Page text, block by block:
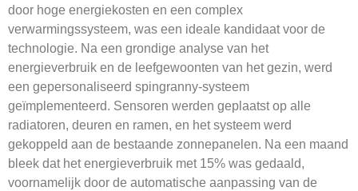
door hoge energiekosten en een complex
verwarmingssysteem, was een ideale kandidaat voor de
technologie. Na een grondige analyse van het
energieverbruik en de leefgewoonten van het gezin, werd
een gepersonaliseerd spingranny-systeem
geïmplementeerd. Sensoren werden geplaatst op alle
radiatoren, deuren en ramen, en het systeem werd
gekoppeld aan de bestaande zonnepanelen. Na een maand
bleek dat het energieverbruik met 15% was gedaald,
voornamelijk door de automatische aanpassing van de